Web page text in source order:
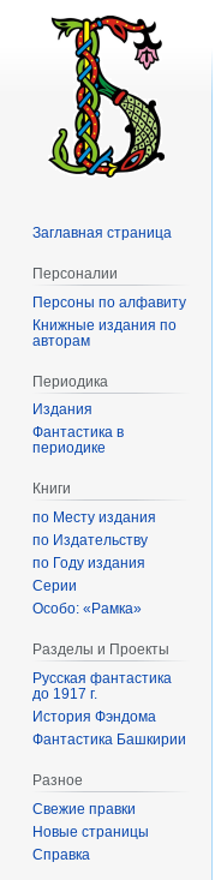
Заглавная страница
Персоналии
Персоны по алфавиту
Книжные издания по
авторам
Периодика
Издания
Фантастика в
периодике
Книги
по Месту издания
по Издательству
по Году издания
Серии
Особо: «Рамка»
Разделы и Проекты
Русская фантастика
до 1917 г.
История Фэндома
Фантастика Башкирии
Разное
Свежие правки
Новые страницы
Справка